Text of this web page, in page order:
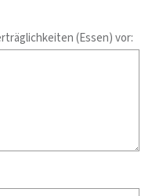
(Essen) vor: